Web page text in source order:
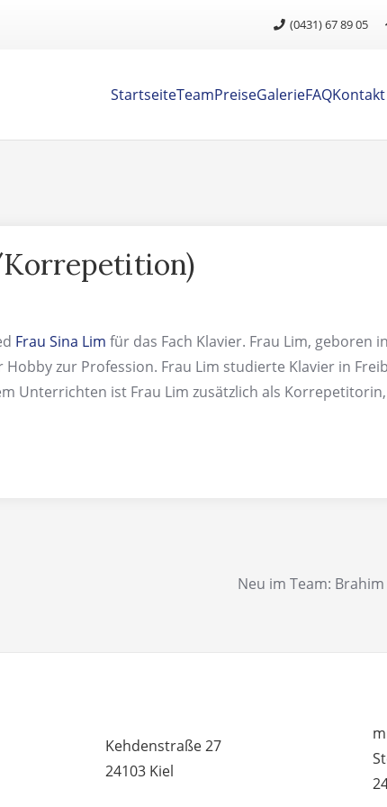
(0431) 67 89 05
StartseiteTeamPreiseGalerieFAQKontakt
Korrepetition)
Frau Sina Lim für das Fach Klavier. Frau Lim, geboren
zur Profession. Frau Lim studierte Klavier in
Unterrichten ist Frau Lim zusätzlich als
Neu im Team:
Kehdenstraße 27
24103 Kiel